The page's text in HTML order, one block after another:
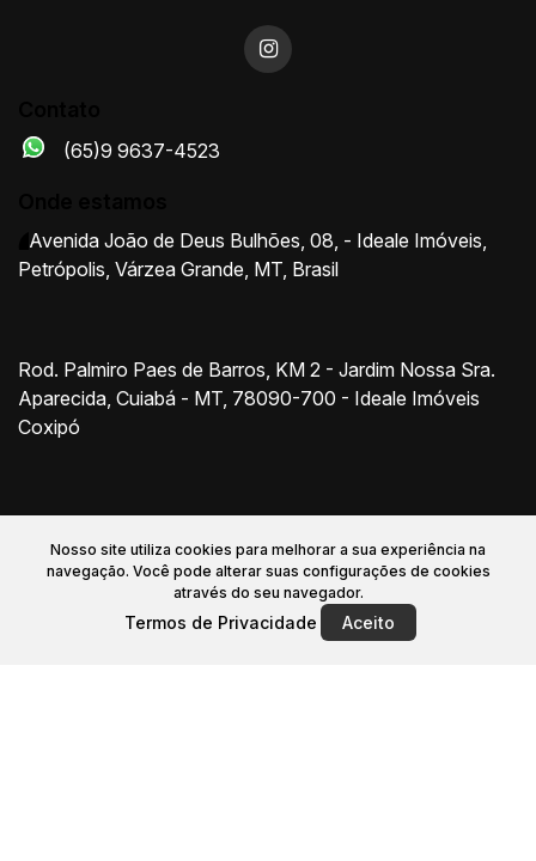
Nosso site utiliza cookies para melhorar a sua experiência na
navegação. Você pode alterar suas configurações de cookies
através do seu navegador.
Termos de Privacidade Aceito
(65)9 9637-4523
Avenida João de Deus Bulhões 08 - Ideale Imóveis
Petrópolis Várzea Grande MT Brasil
Rod. Palmiro Paes de Barros, KM 2 - Jardim Nossa Sra.
Aparecida, Cuiabá - MT, 78090-700 - Ideale Imóveis
Coxipó
Comprar Alugar Financiamento